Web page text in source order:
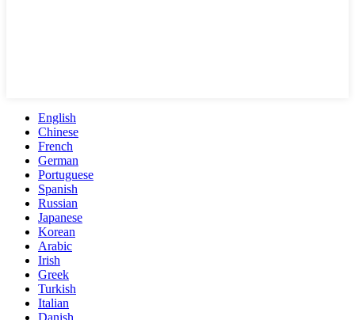
English
Chinese
French
German
Portuguese
Spanish
Russian
Japanese
Korean
Arabic
Irish
Greek
Turkish
Italian
Danish